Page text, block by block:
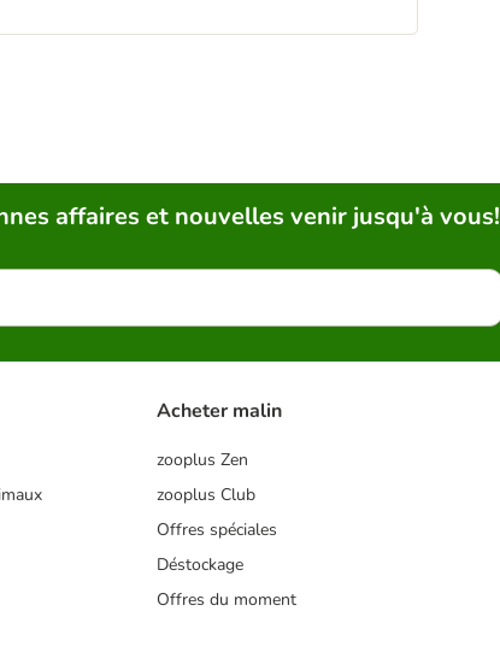
affaires et nouvelles venir jusqu'à vous!
Acheter malin
zooplus Zen
zooplus Club
Offres spéciales
Déstockage
Offres du moment